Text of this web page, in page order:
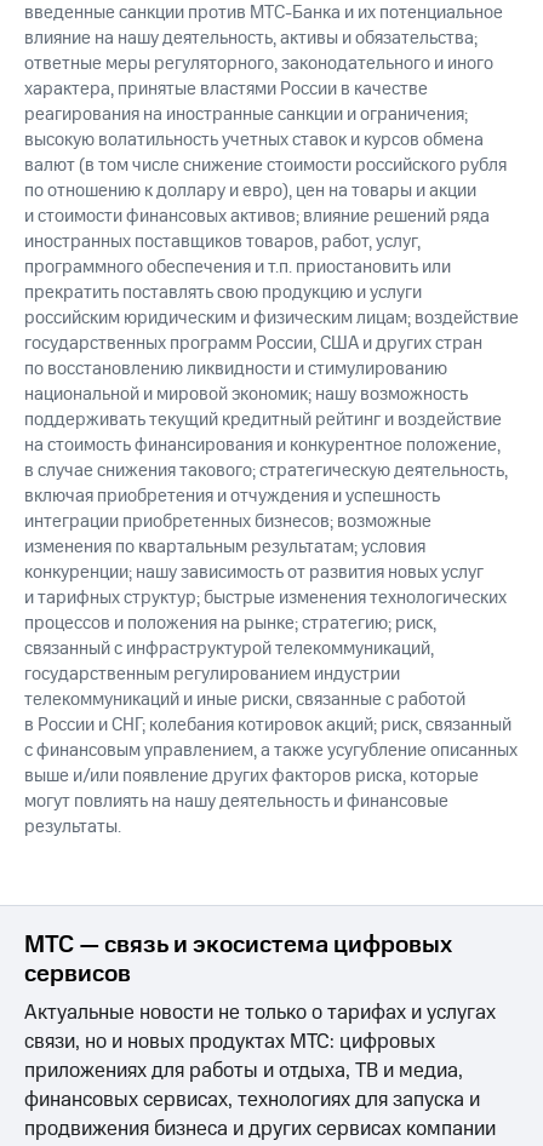
введенные санкции против МТС-Банка и их потенциальное
влияние на нашу деятельность, активы и обязательства;
ответные меры регуляторного, законодательного и иного
характера, принятые властями России в качестве
реагирования на иностранные санкции и ограничения;
высокую волатильность учетных ставок и курсов обмена
валют (в том числе снижение стоимости российского рубля
по отношению к доллару и евро), цен на товары и акции
и стоимости финансовых активов; влияние решений ряда
иностранных поставщиков товаров, работ, услуг,
программного обеспечения и т.п. приостановить или
прекратить поставлять свою продукцию и услуги
российским юридическим и физическим лицам; воздействие
государственных программ России, США и других стран
по восстановлению ликвидности и стимулированию
национальной и мировой экономик; нашу возможность
поддерживать текущий кредитный рейтинг и воздействие
на стоимость финансирования и конкурентное положение,
в случае снижения такового; стратегическую деятельность,
включая приобретения и отчуждения и успешность
интеграции приобретенных бизнесов; возможные
изменения по квартальным результатам; условия
конкуренции; нашу зависимость от развития новых услуг
и тарифных структур; быстрые изменения технологических
процессов и положения на рынке; стратегию; риск,
связанный с инфраструктурой телекоммуникаций,
государственным регулированием индустрии
телекоммуникаций и иные риски, связанные с работой
в России и СНГ; колебания котировок акций; риск, связанный
с финансовым управлением, а также усугубление описанных
выше и/или появление других факторов риска, которые
могут повлиять на нашу деятельность и финансовые
результаты.
МТС — связь и экосистема цифровых
сервисов
Актуальные новости не только о тарифах и услугах
связи, но и новых продуктах МТС: цифровых
приложениях для работы и отдыха, ТВ и медиа,
финансовых сервисах, технологиях для запуска и
продвижения бизнеса и других сервисах компании